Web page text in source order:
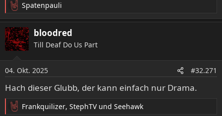
R
e
a
k
t
n
e
n
Spatenpauli
bloodred
Till Deaf Do Us Part
04. Okt. 2025 #32.271
Hach dieser Glubb, der kann einfach nur Drama.
R
Frankquilizer, StephTVund Seehawk